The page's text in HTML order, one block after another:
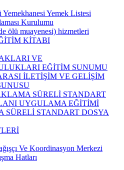
Yemekhanesi Yemek Listesi
Kurulumu
ölü muayenesi) hizmetleri
KİTABI
VE
EĞİTİM SUNUMU
İLETİŞİM VE GELİŞİM
SÜRELİ STANDART
UYGULAMA EĞİTİMİ
SÜRELİ STANDART DOSYA
Ve Koordinasyon Merkezi
Hatları